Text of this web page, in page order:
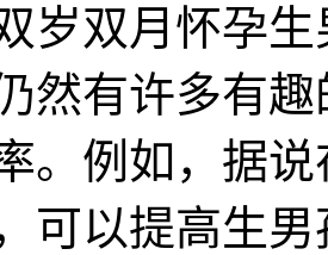
双月怀孕生
然有许多有
。例如，据
可以提高生